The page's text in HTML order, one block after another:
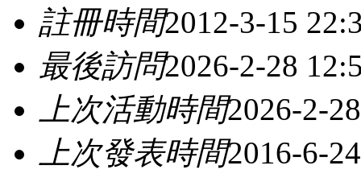
註冊時間2012-3-15
最後訪問2026-2-28
上次活動時間2026-2-
上次發表時間2016-6-